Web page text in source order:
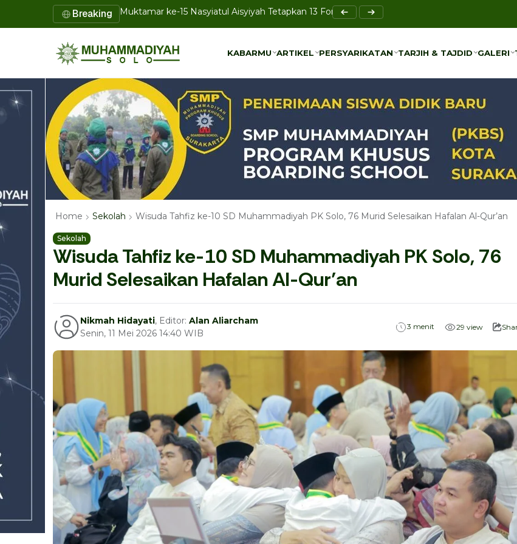
Breaking
Mensyukuri Kemerdekaan dengan Amal Saleh, Ini Pesan Dai MUI di Solo
KABARMU ARTIKEL PERSYARIKATAN TARJIH & TAJDID GALERI
Home Sekolah Wisuda Tahfiz ke-10 SD Muhammadiyah PK Solo, 76 Murid Selesaikan Hafalan Al-Qur’an
Sekolah
Wisuda Tahfiz ke-10 SD Muhammadiyah PK Solo, 76
Murid Selesaikan Hafalan Al-Qur’an
Nikmah Hidayati, Editor: Alan Aliarcham
Senin, 11 Mei 2026 14:40 WIB
3 menit 29 view